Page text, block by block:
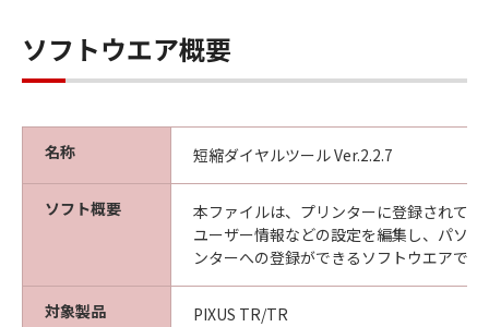
ソフトウエア概要
名称 短縮ダイヤルツール Ver.2.2.7
ソフト概要
本ファイルは、プリンターに登録されて
ユーザー情報などの設定を編集し、パソ
ンターへの登録ができるソフトウエアです
対象製品 PIXUS TR/TR